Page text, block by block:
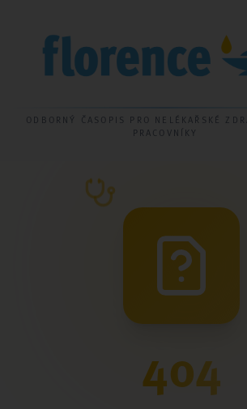
ODBORNÝ ČASOPIS PRO NELÉKAŘSKÉ
PRACOVNÍKY
404